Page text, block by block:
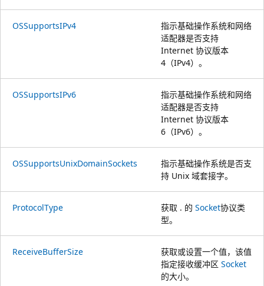
OSSupportsIPv4
指示基础操作系统和网络
适配器是否支持
Internet 协议版本
4（IPv4）。
OSSupportsIPv6
指示基础操作系统和网络
适配器是否支持
Internet 协议版本
6（IPv6）。
OSSupportsUnixDomainSockets
指示基础操作系统是否支
持 Unix 域套接字。
ProtocolType 获取 . 的 Socket协议类
型。
ReceiveBufferSize
获取或设置一个值，该值
指定接收缓冲区 Socket
的大小。